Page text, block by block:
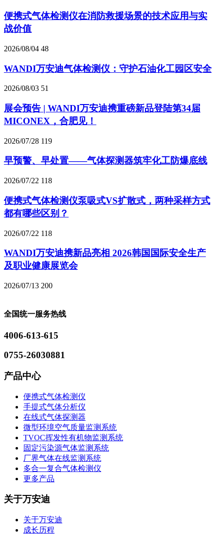
便携式气体检测仪在消防救援场景的技术应用与实
战价值
2026/08/04 48
WANDI万安迪气体检测仪：守护石油化工园区安全
2026/08/03 51
展会预告 | WANDI万安迪携重磅新品登陆第34届
MICONEX，合肥见！
2026/07/28 119
早预警、早处置——气体探测器筑牢化工防爆底线
2026/07/22 118
便携式气体检测仪泵吸式VS扩散式，两种采样方式
都有哪些区别？
2026/07/22 118
WANDI万安迪携新品亮相 2026韩国国际安全生产
及职业健康展览会
2026/07/13 200
全国统一服务热线
4006-613-615
0755-26030881
产品中心
便携式气体检测仪
手提式气体分析仪
在线式气体探测器
微型环境空气质量监测系统
TVOC挥发性有机物监测系统
固定污染源气体监测系统
厂界气体在线监测系统
多合一复合气体检测仪
更多产品
关于万安迪
关于万安迪
成长历程